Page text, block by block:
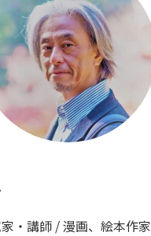
・講師 / 漫画、絵本作家